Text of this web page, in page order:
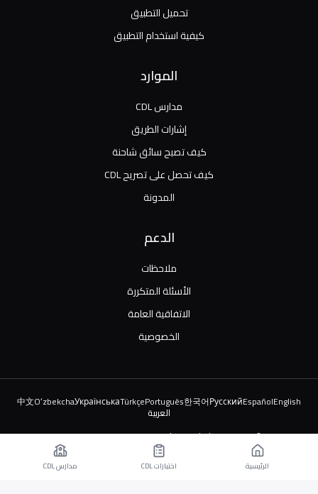
تحميل التطبيق
كيفية استخدام التطبيق
الموارد
مدارس CDL
إشارات الطريق
كيف تصبح سائق شاحنة
كيف تحصل على تصريح CDL
المدونة
الدعم
ملاحظات
الأسئلة المتكررة
الاتفاقية العامة
الخصوصية
English
Español
Русский
한국어
Português
Türkçe
Українська
Oʻzbekcha
中文
العربية
© 2026 TruckDriver.help LLC. جميع الحقوق محفوظة.
المنصة مملوكة للشركة وليست مرتبطة بالمنظمات الحكومية.
الرئيسية اختبارات CDL مدارس CDL